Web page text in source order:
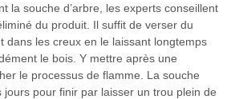
la souche d’arbre, les experts conseillent
du produit. Il suffit de verser du
dans les creux en le laissant longtemps
le bois. Y mettre après une
le processus de flamme. La souche
jours pour finir par laisser un trou plein de